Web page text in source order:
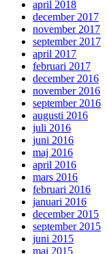
april 2018
december 2017
november 2017
september 2017
april 2017
februari 2017
december 2016
november 2016
september 2016
augusti 2016
juli 2016
juni 2016
maj 2016
april 2016
mars 2016
februari 2016
januari 2016
december 2015
september 2015
juni 2015
maj 2015